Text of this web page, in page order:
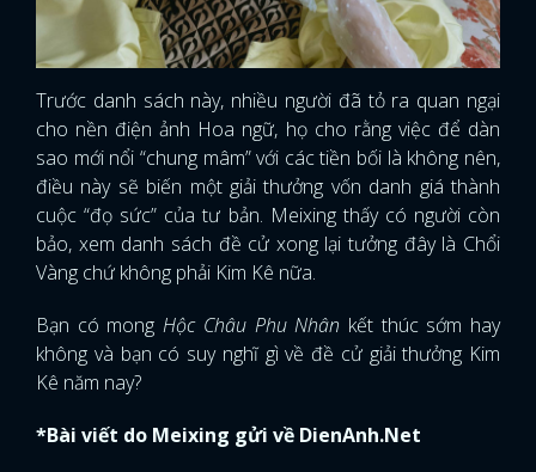
Trước danh sách này, nhiều người đã tỏ ra quan ngại
cho nền điện ảnh Hoa ngữ, họ cho rằng việc để dàn
sao mới nổi “chung mâm” với các tiền bối là không nên,
điều này sẽ biến một giải thưởng vốn danh giá thành
cuộc “đọ sức” của tư bản. Meixing thấy có người còn
bảo, xem danh sách đề cử xong lại tưởng đây là Chổi
Vàng chứ không phải Kim Kê nữa.
Bạn có mongHộc Châu Phu Nhân kết thúc sớm hay
không và bạn có suy nghĩ gì về đề cử giải thưởng Kim
Kê năm nay?
*Bài viết do Meixing gửi về DienAnh.Net